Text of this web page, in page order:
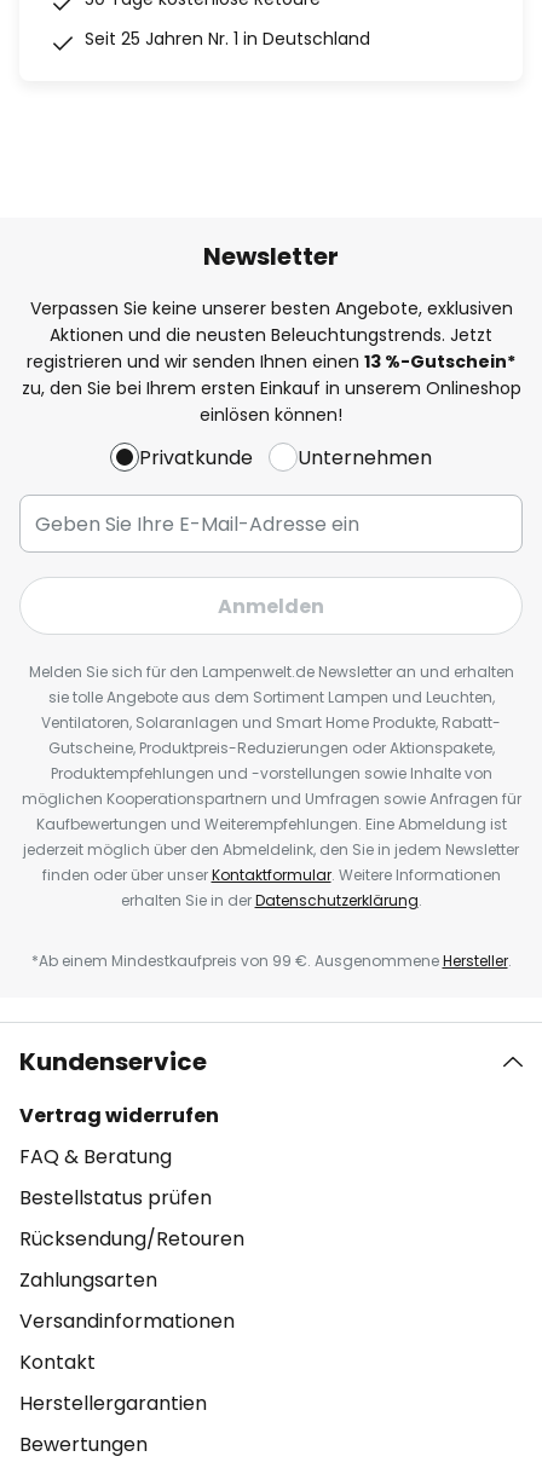
Seit 25 Jahren Nr. 1 in Deutschland
Newsletter
Verpassen Sie keine unserer besten Angebote, exklusiven
Aktionen und die neusten Beleuchtungstrends. Jetzt
registrieren und wir senden Ihnen einen 13 %-Gutschein*
zu, den Sie bei Ihrem ersten Einkauf in unserem Onlineshop
einlösen können!
Privatkunde Unternehmen
Anmelden
Melden Sie sich für den Lampenwelt.de Newsletter an und erhalten
sie tolle Angebote aus dem Sortiment Lampen und Leuchten,
Ventilatoren, Solaranlagen und Smart Home Produkte, Rabatt-
Gutscheine, Produktpreis-Reduzierungen oder Aktionspakete,
Produktempfehlungen und -vorstellungen sowie Inhalte von
möglichen Kooperationspartnern und Umfragen sowie Anfragen für
Kaufbewertungen und Weiterempfehlungen. Eine Abmeldung ist
jederzeit möglich über den Abmeldelink, den Sie in jedem Newsletter
finden oder über unserKontaktformular. Weitere Informationen
erhalten Sie in derDatenschutzerklärung.
*Ab einem Mindestkaufpreis von 99 €. AusgenommeneHersteller.
Kundenservice
Vertrag widerrufen
FAQ & Beratung
Bestellstatus prüfen
Rücksendung/Retouren
Zahlungsarten
Versandinformationen
Kontakt
Herstellergarantien
Bewertungen